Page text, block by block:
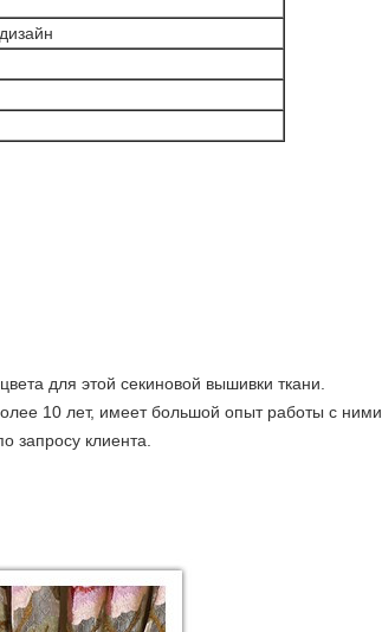
для этой секиновой вышивки ткани.
10 лет, имеет большой опыт работы с ними.
запросу клиента.